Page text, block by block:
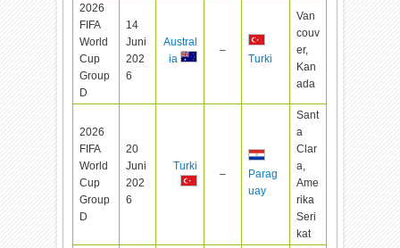
2026
FIFA
World
Cup
Group
D
14
Juni
202
6
Austral
ia
–
Turki
Van
couv
er,
Kan
ada
2026
FIFA
World
Cup
Group
D
20
Juni
202
6
Turki
–
Parag
uay
Sant
a
Clar
a,
Ame
rika
Seri
kat